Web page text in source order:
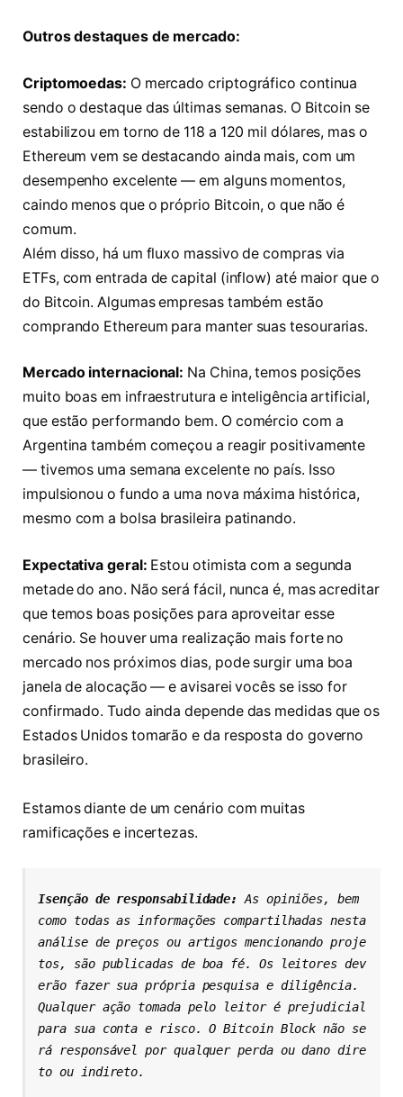
Outros destaques de mercado:
Criptomoedas: O mercado criptográfico continua
sendo o destaque das últimas semanas. O Bitcoin se
estabilizou em torno de 118 a 120 mil dólares, mas o
Ethereum vem se destacando ainda mais, com um
desempenho excelente — em alguns momentos,
caindo menos que o próprio Bitcoin, o que não é
comum.
Além disso, há um fluxo massivo de compras via
ETFs, com entrada de capital (inflow) até maior que o
do Bitcoin. Algumas empresas também estão
comprando Ethereum para manter suas tesourarias.
Mercado internacional: Na China, temos posições
muito boas em infraestrutura e inteligência artificial,
que estão performando bem. O comércio com a
Argentina também começou a reagir positivamente
— tivemos uma semana excelente no país. Isso
impulsionou o fundo a uma nova máxima histórica,
mesmo com a bolsa brasileira patinando.
Expectativa geral: Estou otimista com a segunda
metade do ano. Não será fácil, nunca é, mas acreditar
que temos boas posições para aproveitar esse
cenário. Se houver uma realização mais forte no
mercado nos próximos dias, pode surgir uma boa
janela de alocação — e avisarei vocês se isso for
confirmado. Tudo ainda depende das medidas que os
Estados Unidos tomarão e da resposta do governo
brasileiro.
Estamos diante de um cenário com muitas
ramificações e incertezas.
Isenção de responsabilidade: As opiniões, bem
como todas as informações compartilhadas nesta
análise de preços ou artigos mencionando proje
tos, são publicadas de boa fé. Os leitores dev
erão fazer sua própria pesquisa e diligência.
Qualquer ação tomada pelo leitor é prejudicial
para sua conta e risco. O Bitcoin Block não se
rá responsável por qualquer perda ou dano dire
to ou indireto.